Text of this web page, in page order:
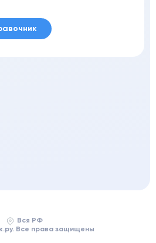
Вся РФ
Все права защищены